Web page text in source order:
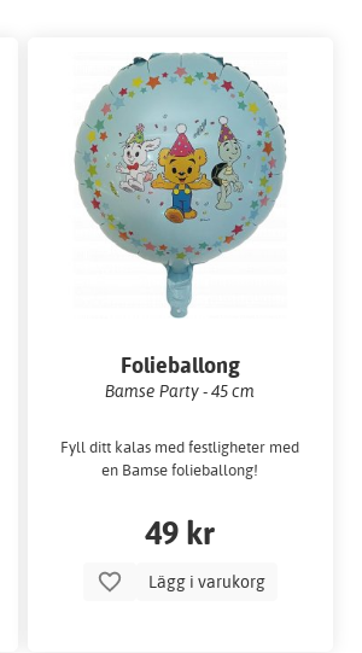
Folieballong
Bamse Party - 45 cm
Fyll ditt kalas med festligheter med
en Bamse folieballong!
49 kr
Lägg i varukorg